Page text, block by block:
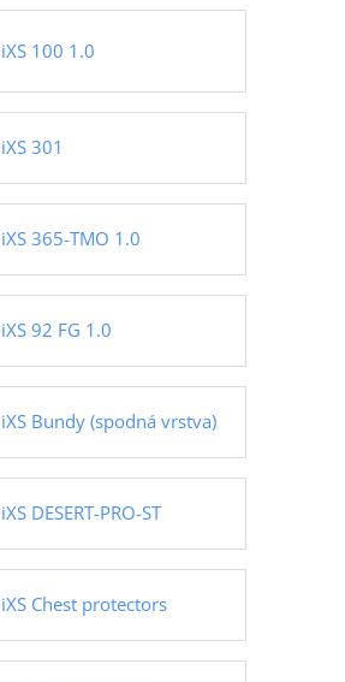
iXS 100 1.0
iXS 301
iXS 365-TMO 1.0
iXS 92 FG 1.0
iXS Bundy (spodná vrstva)
iXS DESERT-PRO-ST
iXS Chest protectors